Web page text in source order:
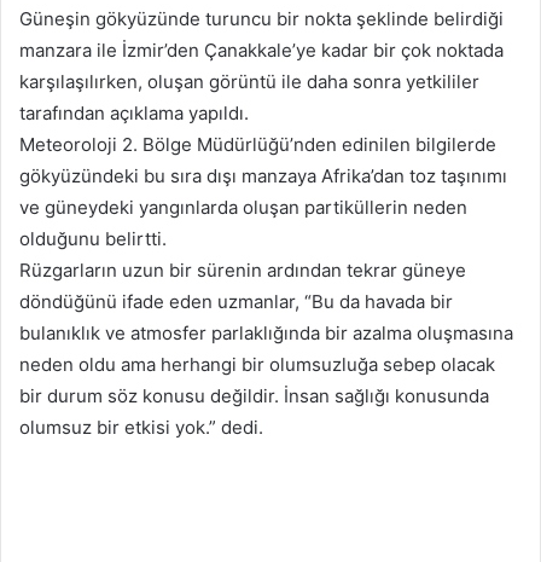
Güneşin gökyüzünde turuncu bir nokta şeklinde belirdiği
manzara ile İzmir’den Çanakkale’ye kadar bir çok noktada
karşılaşılırken, oluşan görüntü ile daha sonra yetkililer
tarafından açıklama yapıldı.
Meteoroloji 2. Bölge Müdürlüğü’nden edinilen bilgilerde
gökyüzündeki bu sıra dışı manzaya Afrika’dan toz taşınımı
ve güneydeki yangınlarda oluşan partiküllerin neden
olduğunu belirtti.
Rüzgarların uzun bir sürenin ardından tekrar güneye
döndüğünü ifade eden uzmanlar, “Bu da havada bir
bulanıklık ve atmosfer parlaklığında bir azalma oluşmasına
neden oldu ama herhangi bir olumsuzluğa sebep olacak
bir durum söz konusu değildir. İnsan sağlığı konusunda
olumsuz bir etkisi yok.” dedi.